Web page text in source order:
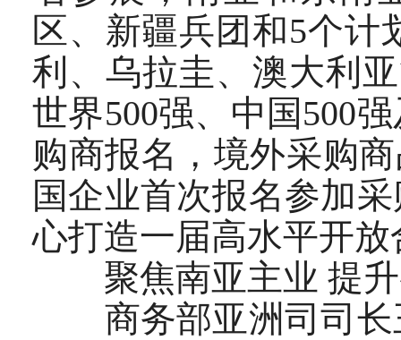
区、新疆兵团和5个
利、乌拉圭、澳大利
世界500强、中国500
购商报名，境外采购
国企业首次报名参加
心打造一届高水平开
聚焦南亚主业 提升
商务部亚洲司司长